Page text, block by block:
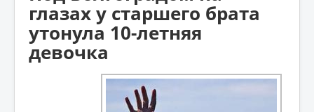
глазах у старшего брата
утонула 10-летняя
девочка